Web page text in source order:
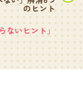
のヒント
ないヒント」